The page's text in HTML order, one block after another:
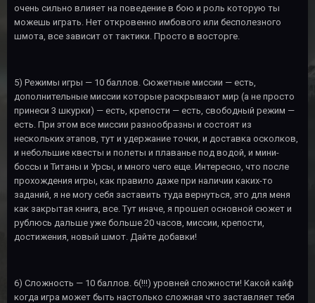
очень сильно влияет на поведение в бою и роль которую ты
можешь играть. Нет откровенно имбового или бесполезного
шмота, все зависит от тактики. Просто в восторге.
5) Режимы игры — 10 баллов. Сюжетные миссии — есть,
дополнительные миссии которые раскрывают мир (а не просто
принеси 3 шкурки) — есть, крепости — есть, свободный режим —
есть. При этом все миссии разнообразны и состоят из
нескольких этапов, тут и удержание точки, и доставка осколков,
и небольшие квесты и полеты и плаванье под водой, и мини-
боссы и Титаны и Урсы, и много чего еще. Интересно, что после
прохождения игры, как правило даже при наличии каких-то
заданий, я не могу себя заставить туда вернуться, это для меня
как закрытая книга, все. Тут иначе, я прошел основной сюжет и
рублюсь дальше уже больше 20 часов, миссии, крепости,
достижения, новый шмот. Дайте добавки!
6) Сложность — 10 баллов. 6(!!!) уровней сложности! Какой кайф
когда игра может быть настолько сложная что заставляет тебя